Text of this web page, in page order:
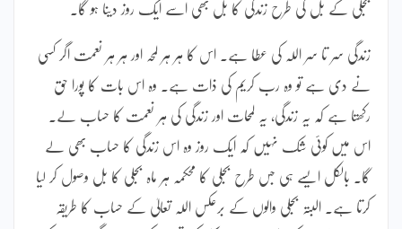
بجلی کے بل کی طرح زندگی کا بل بھی اسے ایک روز دینا ہو گا۔
زندگی سر تا سر اللہ کی عطا ہے۔ اس کا ہر ہر لمحہ اور ہر ہر نعمت اگر کسی
نے دی ہے تو وہ رب کریم کی ذات ہے۔ وہ اس بات کا پورا حق
رکھتا ہے کہ یہ زندگی، یہ لمحات اور زندگی کی ہر نعمت کا حساب لے۔
اس میں کوئی شک نہیں کہ ایک روز وہ اس زندگی کا حساب بھی لے
گا۔ بالکل ایسے ہی جس طرح بجلی کا محکمہ ہر ماہ بجلی کا بل وصول کر لیا
کرتا ہے۔ البتہ بجلی والوں کے برعکس اللہ تعالیٰ کے حساب کا طریقہ